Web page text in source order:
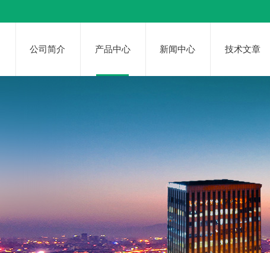
公司简介 产品中心 新闻中心 技术文章